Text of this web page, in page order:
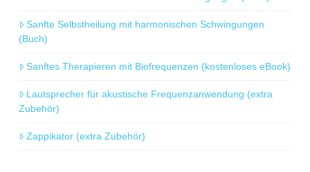
Sanfte Selbstheilung mit harmonischen Schwingungen
(Buch)
Sanftes Therapieren mit Biofrequenzen (kostenloses eBook)
Lautsprecher für akustische Frequenzanwendung (extra
Zubehör)
Zappikator (extra Zubehör)